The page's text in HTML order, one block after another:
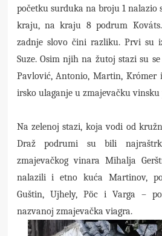
početku surduka na broju 1 nalazio
kraju, na kraju 8 podrum
zadnje slovo čini razliku. Prvi su
Suze. Osim njih na žutoj stazi su
Pavlović, Antonio, Martin, Krómer
irsko ulaganje u zmajevačku vinsku
Na zelenoj stazi, koja vodi od
Draž podrumi su bili
zmajevačkog vinara Mihalja
nalazili i etno kuća Martinov,
Guštin, Ujhely, Pöc i Varga –
nazvanoj zmajevačka viagra.